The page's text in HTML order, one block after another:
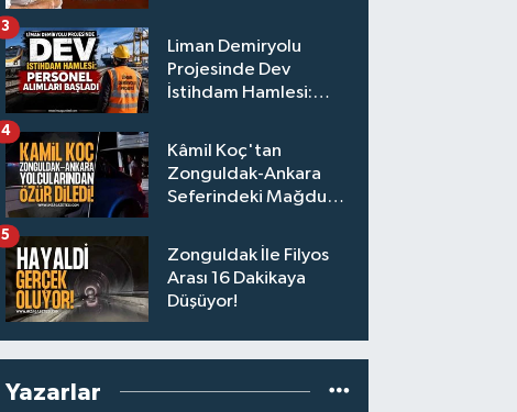
Liman Demiryolu
Projesinde Dev
İstihdam Hamlesi:
3
Kâmil Koç'tan
Zonguldak-Ankara
Seferindeki Mağdur
4
Zonguldak İle Filyos
Arası 16 Dakikaya
Düşüyor!
5
Yazarlar